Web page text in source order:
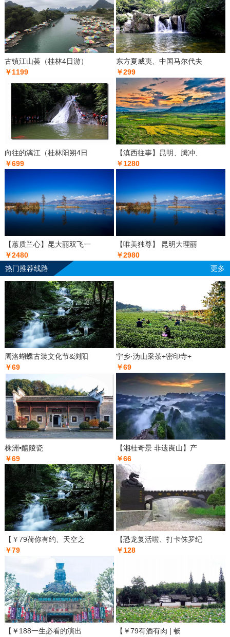
古镇江山荟（桂林4日游）
￥1199
东方夏威夷、中国马尔代夫
￥299
向往的漓江（桂林阳朔4日
￥699
【滇西往事】昆明、腾冲、
￥1280
【蕙质兰心】昆大丽双飞一
￥2480
【唯美独尊】 昆明大理丽
￥2980
热门推荐线路
更多
周洛蝴蝶古装文化节&浏阳
￥69
宁乡·沩山采茶+密印寺+
￥69
株洲•醴陵瓷
￥69
【湘桂奇景 非遗崀山】产
￥66
【￥79荷你有约、天空之
￥79
【恐龙复活啦、打卡侏罗纪
￥128
【￥188一生必看的演出
【￥79有酒有肉 | 畅